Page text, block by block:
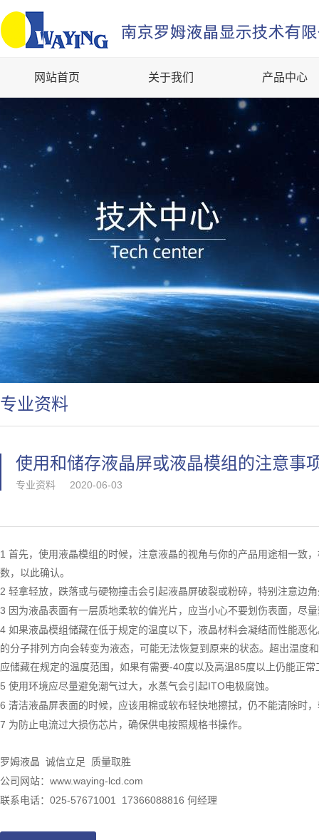
网站首页 关于我们 产品中心
专业资料
使用和储存液晶屏或液晶模组的注意事
专业资料 2020-06-03
1 首先，使用液晶模组的时候，注意液晶的视角与你的产品用途相一致
数，以此确认。
2 轻拿轻放，跌落或与硬物撞击会引起液晶屏破裂或粉碎，特别注意边
3 因为液晶表面有一层质地柔软的偏光片，应当小心不要划伤表面，尽
4 如果液晶模组储藏在低于规定的温度以下，液晶材料会凝结而性能恶
的分子排列方向会转变为液态，可能无法恢复到原来的状态。超出温度
应储藏在规定的温度范围， 如果有需要-40度以及高温85度以上仍能正
5 使用环境应尽量避免潮气过大， 水蒸气会引起ITO电极腐蚀。
6 清洁液晶屏表面的时候，应该用棉或软布轻快地擦拭，仍不能清除时
7 为防止电流过大损伤芯片，确保供电按照规格书操作。
罗姆液晶 诚信立足
质量取胜
公司网站： www.waying-lcd.com
联系电话： 025-57671001 17366088816 何经理